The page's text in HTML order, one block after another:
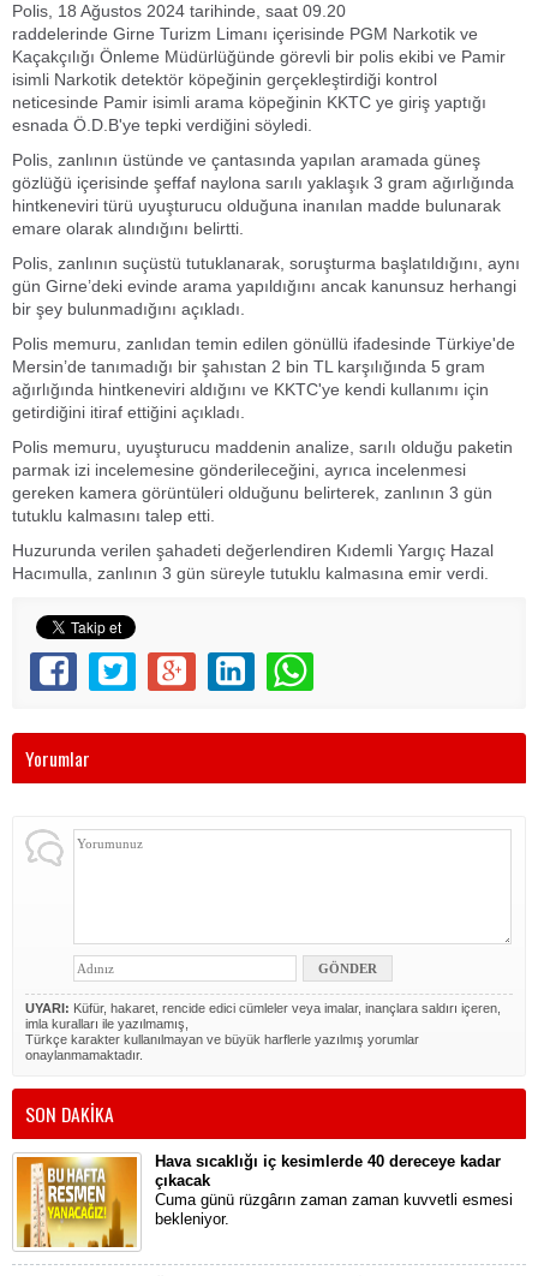
Polis, 18 Ağustos 2024 tarihinde, saat 09.20
raddelerinde Girne Turizm Limanı içerisinde PGM Narkotik ve
Kaçakçılığı Önleme Müdürlüğünde görevli bir polis ekibi ve Pamir
isimli Narkotik detektör köpeğinin gerçekleştirdiği kontrol
neticesinde Pamir isimli arama köpeğinin KKTC ye giriş yaptığı
esnada Ö.D.B'ye tepki verdiğini söyledi.
Polis, zanlının üstünde ve çantasında yapılan aramada güneş
gözlüğü içerisinde şeffaf naylona sarılı yaklaşık 3 gram ağırlığında
hintkeneviri türü uyuşturucu olduğuna inanılan madde bulunarak
emare olarak alındığını belirtti.
Polis, zanlının suçüstü tutuklanarak, soruşturma başlatıldığını, aynı
gün Girne’deki evinde arama yapıldığını ancak kanunsuz herhangi
bir şey bulunmadığını açıkladı.
Polis memuru, zanlıdan temin edilen gönüllü ifadesinde Türkiye'de
Mersin’de tanımadığı bir şahıstan 2 bin TL karşılığında 5 gram
ağırlığında hintkeneviri aldığını ve KKTC'ye kendi kullanımı için
getirdiğini itiraf ettiğini açıkladı.
Polis memuru, uyuşturucu maddenin analize, sarılı olduğu paketin
parmak izi incelemesine gönderileceğini, ayrıca incelenmesi
gereken kamera görüntüleri olduğunu belirterek, zanlının 3 gün
tutuklu kalmasını talep etti.
Huzurunda verilen şahadeti değerlendiren Kıdemli Yargıç Hazal
Hacımulla, zanlının 3 gün süreyle tutuklu kalmasına emir verdi.
Yorumlar
UYARI: Küfür, hakaret, rencide edici cümleler veya imalar, inançlara saldırı içeren,
imla kuralları ile yazılmamış,
Türkçe karakter kullanılmayan ve büyük harflerle yazılmış yorumlar
onaylanmamaktadır.
SON DAKİKA
Hava sıcaklığı iç kesimlerde 40 dereceye kadar
çıkacak
Cuma günü rüzgârın zaman zaman kuvvetli esmesi
bekleniyor.